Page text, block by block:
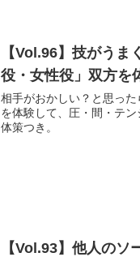
【Vol.96】技がう
役・女性役」双方を
相手がおかしい？と思っ
を体験して、圧・間・テ
体策つき。
【Vol.93】他人の